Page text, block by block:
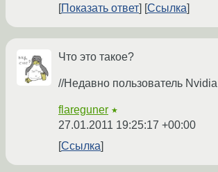
Показать ответ
Ссылка
Что это такое?
//Недавно пользователь Nvidia
flareguner ★
27.01.2011 19:25:17 +00:00
Ссылка